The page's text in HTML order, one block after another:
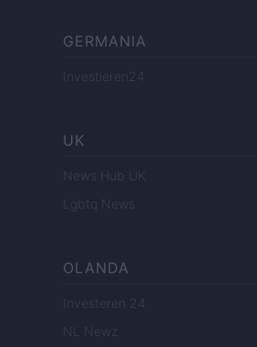
GERMANIA
Investieren24
UK
News Hub UK
Lgbtq News
OLANDA
Investeren 24
NL Newz